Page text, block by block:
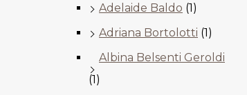
Adelaide Baldo (1)
Adriana Bortolotti (1)
Albina Belsenti Geroldi
(1)